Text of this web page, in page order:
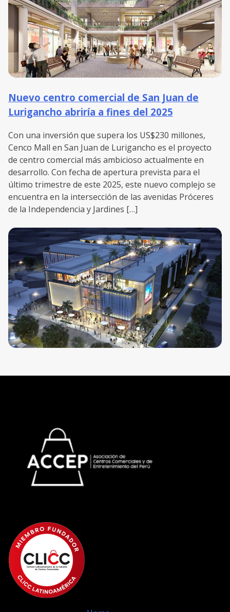
Nuevo centro comercial de San Juan de
Lurigancho abriría a fines del 2025
Con una inversión que supera los US$230 millones,
Cenco Mall en San Juan de Lurigancho es el proyecto
de centro comercial más ambicioso actualmente en
desarrollo. Con fecha de apertura prevista para el
último trimestre de este 2025, este nuevo complejo se
encuentra en la intersección de las avenidas Próceres
de la Independencia y Jardines […]